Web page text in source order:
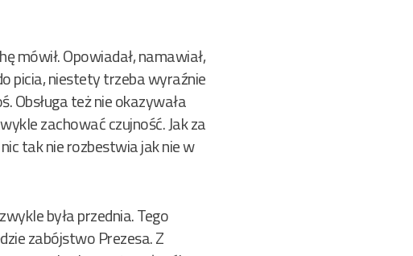
mówił. Opowiadał, namawiał,
picia, niestety trzeba wyraźnie
Obsługa też nie okazywała
zachować czujność. Jak za
tak nie rozbestwia jak nie w
była przednia. Tego
zabójstwo Prezesa. Z